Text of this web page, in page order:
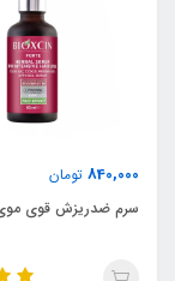
840,000 تومان
سرم ضدریزش قوی